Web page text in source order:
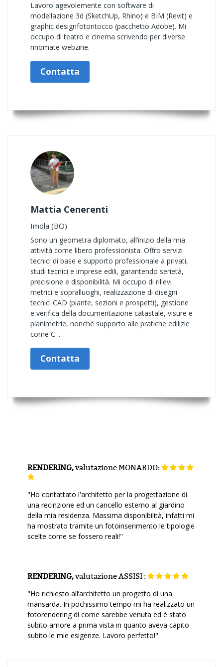
Lavoro agevolemente con software di
modellazione 3d (SketchUp, Rhino) e BIM (Revit) e
graphic designfotoritocco (pacchetto Adobe). Mi
occupo di teatro e cinema scrivendo per diverse
rinomate webzine.
Contatta
Mattia Cenerenti
Imola (BO)
Sono un geometra diplomato, all’inizio della mia
attività come libero professionista. Offro servizi
tecnici di base e supporto professionale a privati,
studi tecnici e imprese edili, garantendo serietà,
precisione e disponibilità. Mi occupo di rilievi
metrici e sopralluoghi, realizzazione di disegni
tecnici CAD (piante, sezioni e prospetti), gestione
e verifica della documentazione catastale, visure e
planimetrie, nonché supporto alle pratiche edilizie
come C ..
Contatta
RENDERING,valutazioneMONARDO:
"Ho contattato l'architetto per la progettazione di
una recinzione ed un cancello esterno al giardino
della mia residenza. Massima disponibilità, infatti mi
ha mostrato tramite un fotoinserimento le tipologie
scelte come se fossero reali!"
RENDERING,valutazioneASSISI :
"Ho richiesto all’architetto un progetto di una
mansarda. In pochissimo tempo mi ha realizzato un
fotorendering di come sarebbe venuta ed é stato
subito amore a prima vista in quanto aveva capito
subito le mie esigenze. Lavoro perfetto!"